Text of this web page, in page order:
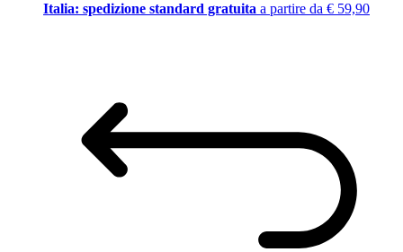
Italia: spedizione standard gratuita a partire da € 59,90